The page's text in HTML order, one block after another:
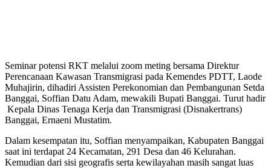
Seminar potensi RKT melalui zoom meting bersama Direktur
Perencanaan Kawasan Transmigrasi pada Kemendes PDTT, Laode
Muhajirin, dihadiri Assisten Perekonomian dan Pembangunan Setda
Banggai, Soffian Datu Adam, mewakili Bupati Banggai. Turut hadir
Kepala Dinas Tenaga Kerja dan Transmigrasi (Disnakertrans)
Banggai, Ernaeni Mustatim.
Dalam kesempatan itu, Soffian menyampaikan, Kabupaten Banggai
saat ini terdapat 24 Kecamatan, 291 Desa dan 46 Kelurahan.
Kemudian dari sisi geografis serta kewilayahan masih sangat luas